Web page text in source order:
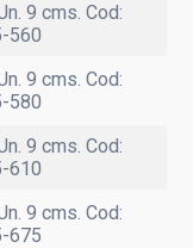
9 cms. Cod:
560
9 cms. Cod:
580
9 cms. Cod:
610
9 cms. Cod:
675